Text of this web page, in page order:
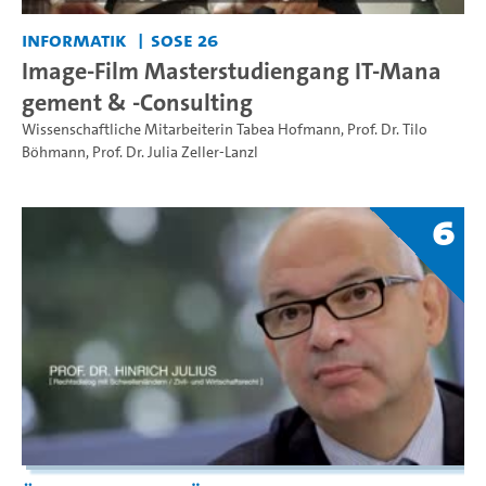
Informatik SoSe 26
Image-Film Masterstudiengang IT-Mana
gement & -Consulting
Wissenschaftliche Mitarbeiterin Tabea Hofmann, Prof. Dr. Tilo
Böhmann, Prof. Dr. Julia Zeller-Lanzl
6